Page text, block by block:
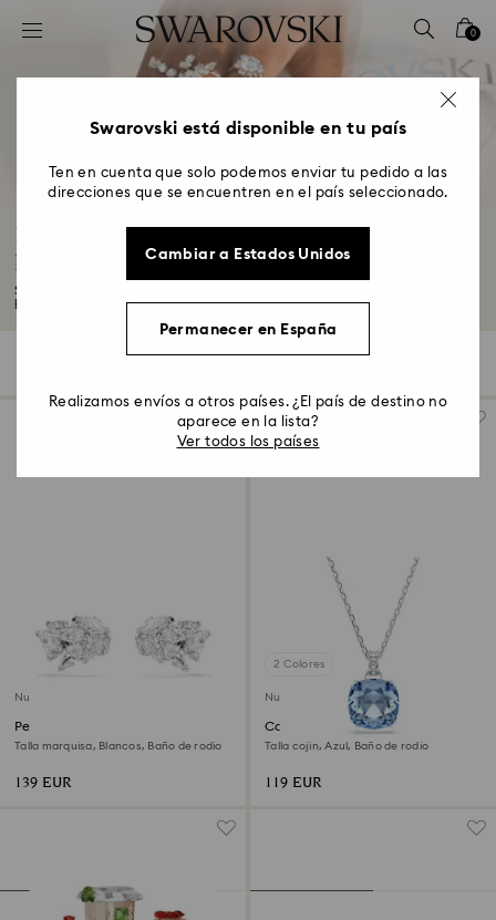
Accesskeys list
2 - Footer
4 - Search results
0
Regalos de boda, Regalos para las damas de
honor y Regalos para la novia
Si buscas un regalo para la despedida de soltera o una sorpresa de última
Nuevo
Pendientes ear cuff Mesmera
Talla marquisa, Blancos, Baño de rodio
139 EUR
2 Colores
Nuevo
Colgante Millenia
Talla cojin, Azul, Baño de rodio
119 EUR
Swarovski está disponible en tu país
Ten en cuenta que solo podemos enviar tu pedido a las
direcciones que se encuentren en el país seleccionado.
Cambiar a Estados Unidos
Permanecer en España
Realizamos envíos a otros países. ¿El país de destino no
aparece en la lista?
Ver todos los países